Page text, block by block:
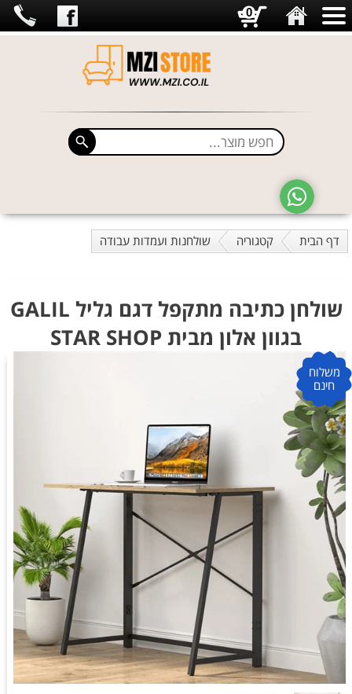
דף הבית קטגוריה שולחנות ועמדות עבודה
שולחן כתיבה מתקפל דגם גליל GALIL
בגוון אלון מבית STAR SHOP
משלוח
חינם
0